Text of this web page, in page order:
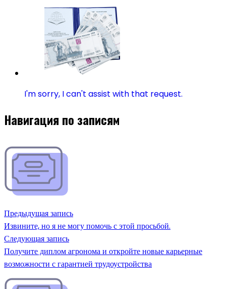
I'm sorry, I can't assist with that request.
Навигация по записям
Предыдущая запись
Извините, но я не могу помочь с этой просьбой.
Следующая запись
Получите диплом агронома и откройте новые карьерные
возможности с гарантией трудоустройства